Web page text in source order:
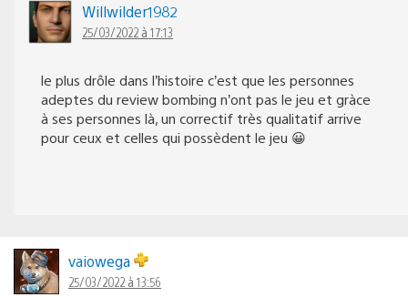
Willwilder1982
25/03/2022 à 17:13
le plus drôle dans l’histoire c’est que les personnes
adeptes du review bombing n’ont pas le jeu et gràce
à ses personnes là, un correctif très qualitatif arrive
pour ceux et celles qui possèdent le jeu 😀
vaiowega
25/03/2022 à 13:56